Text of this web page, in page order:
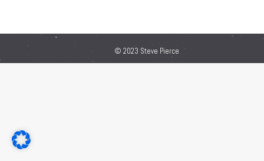
© 2023 Steve Pierce